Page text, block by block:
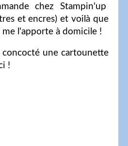
chez Stampin'up
et encres) et voilà que
l'apporte à domicile !
concocté une cartounette
!